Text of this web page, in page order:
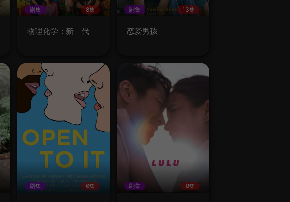
剧集 8集
物理化学：新一代
剧集 13集
恋爱男孩
剧集 6集 剧集 8集